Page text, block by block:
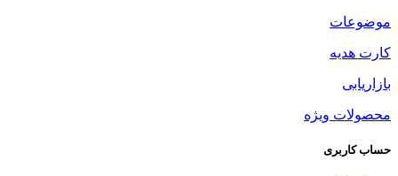
موضوعات
کارت هدیه
بازاریابی
محصولات ویژه
حساب کاربری